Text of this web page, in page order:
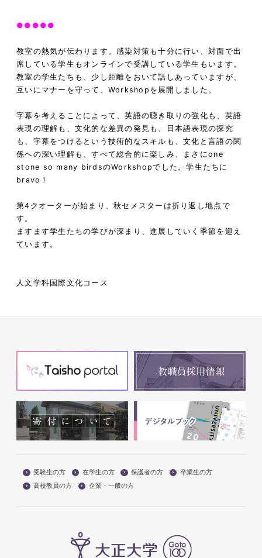
●●●●●
教室の熱気が伝わります。感染対策も十分に行い、対面で出
席している学生も オンラインで受講している学生もいます。
教室の学生たちも、少し距離をおいて話しあっていますが、
互いにマナーを守って、Workshopを展開しました。
字幕を考えることによって、英語の聴き取りの強化も、英語
表現の理解も、文化的な差異の発見も、日本語表現の探究
も、字幕をつけるという技術的なスキルも、文化と言語の関
係への深い理解も、すべて総合的に楽しみ、まさにone
stone so many birdsのWorkshopでした。学生たちに
bravo！
第4クオーターが始まり、秋セメスターは折り返し地点で
す。
ますます学生たちの学びが深まり、進展していく季節を迎え
ています。
人文学科国際文化コース
受験生の方 在学生の方 保護者の方
卒業生の方
高校教員の方
企業・一般の方